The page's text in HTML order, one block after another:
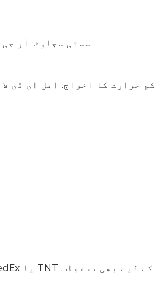
سستی سجاوٹ: آر
کم حرارت کا اخراج: ایل ای ڈی